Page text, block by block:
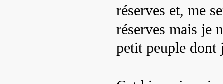
réserves et, me
réserves mais je
petit peuple dont